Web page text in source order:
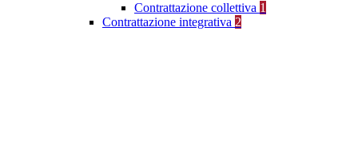
Contrattazione collettiva 1
Contrattazione integrativa 2